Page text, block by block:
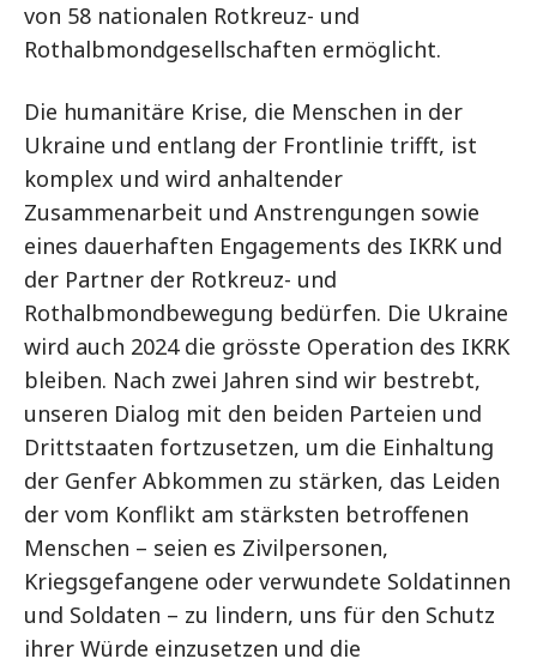
von 58 nationalen Rotkreuz- und
Rothalbmondgesellschaften ermöglicht.
Die humanitäre Krise, die Menschen in der
Ukraine und entlang der Frontlinie trifft, ist
komplex und wird anhaltender
Zusammenarbeit und Anstrengungen sowie
eines dauerhaften Engagements des IKRK und
der Partner der Rotkreuz- und
Rothalbmondbewegung bedürfen. Die Ukraine
wird auch 2024 die grösste Operation des IKRK
bleiben. Nach zwei Jahren sind wir bestrebt,
unseren Dialog mit den beiden Parteien und
Drittstaaten fortzusetzen, um die Einhaltung
der Genfer Abkommen zu stärken, das Leiden
der vom Konflikt am stärksten betroffenen
Menschen – seien es Zivilpersonen,
Kriegsgefangene oder verwundete Soldatinnen
und Soldaten – zu lindern, uns für den Schutz
ihrer Würde einzusetzen und die